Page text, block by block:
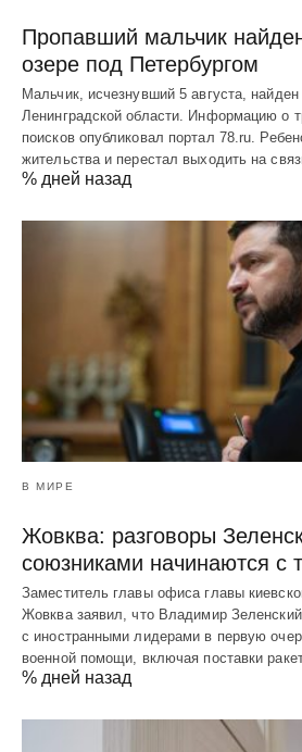
Пропавший мальчик
озере под Петербургом
Мальчик, исчезнувший 5 августа,
Ленинградской области. Информацию о
поисков опубликовал портал 78.ru.
жительства и перестал выходить на
% дней назад
В МИРЕ
Жовква: разговоры
союзниками начинаются с
Заместитель главы офиса главы
Жовква заявил, что Владимир
с иностранными лидерами в первую
военной помощи, включая поставки
% дней назад